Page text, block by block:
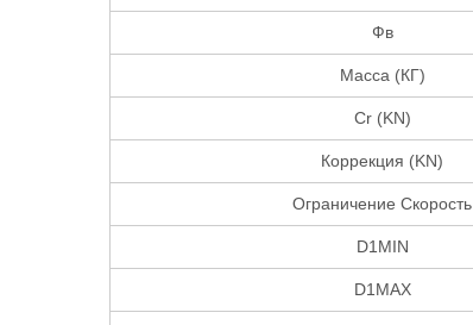
Фв
Масса (КГ)
Cr (KN)
Коррекция (KN)
Ограничение Скорость
D1MIN
D1MAX